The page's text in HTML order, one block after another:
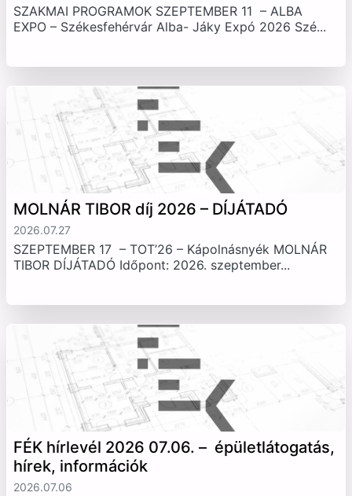
SZAKMAI PROGRAMOK SZEPTEMBER 11 – ALBA
EXPO – Székesfehérvár Alba- Jáky Expó 2026 Szé...
MOLNÁR TIBOR díj 2026 – DÍJÁTADÓ
2026.07.27
SZEPTEMBER 17 – TOT’26 – Kápolnásnyék MOLNÁR
TIBOR DÍJÁTADÓ Időpont: 2026. szeptember...
FÉK hírlevél 2026 07.06. – épületlátogatás,
hírek, információk
2026.07.06